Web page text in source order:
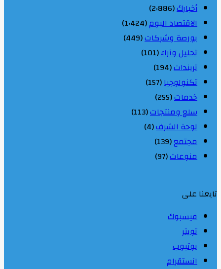
أخبارك(2٬886)
الاقتصاد اليوم(1٬424)
بورصة وشركات(449)
تحليل وآراء(101)
تريندات(194)
تكنولوجيا(157)
خدمات(255)
سلع ومنتجات(113)
لوحة الشرف(4)
مجتمع(139)
منوعات(97)
تابعنا على
فيسبوك
تويتر
يوتيوب
انستقرام